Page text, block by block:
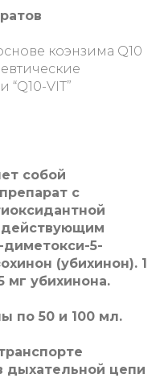
коэнзима Q10
“Q10-VIT”
собой
с
действующим
5-
(убихинон). 1
мг убихинона.
по 50 и 100 мл.
дыхательной цепи